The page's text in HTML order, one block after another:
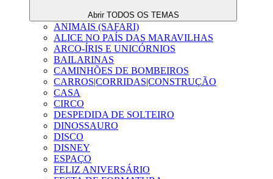
Abrir TODOS OS TEMAS
ANIMAIS (SAFARI)
ALICE NO PAÍS DAS MARAVILHAS
ARCO-ÍRIS E UNICÓRNIOS
BAILARINAS
CAMINHÕES DE BOMBEIROS
CARROS|CORRIDAS|CONSTRUÇÃO
CASA
CIRCO
DESPEDIDA DE SOLTEIRO
DINOSSAURO
DISCO
DISNEY
ESPAÇO
FELIZ ANIVERSÁRIO